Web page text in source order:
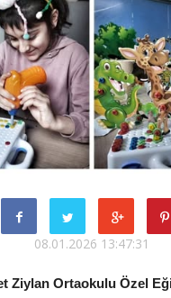
08.01.2026 13:47:31
Ziylan Ortaokulu Özel